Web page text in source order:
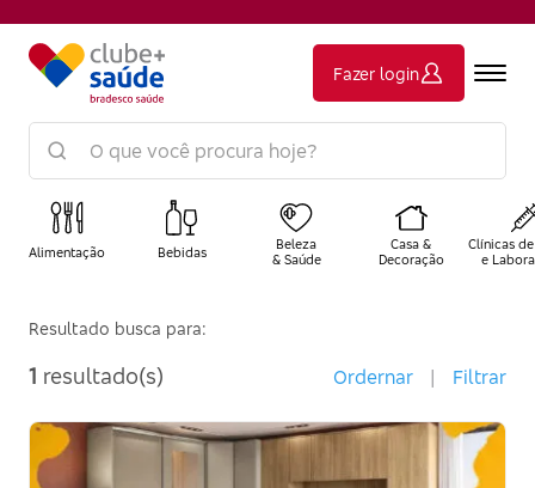
Fazer login
Alimentação Bebidas
Beleza
& Saúde
Casa &
Decoração
Clínicas
e
Resultado busca para:
1 resultado(s) Ordernar | Filtrar